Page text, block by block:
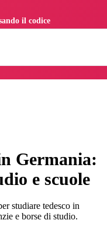
Germania:
e scuole
studiare tedesco in
e borse di studio.